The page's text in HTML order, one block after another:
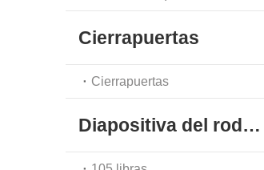
Cierrapuertas
Cierrapuertas
Diapositiva del rodamiento de bolas